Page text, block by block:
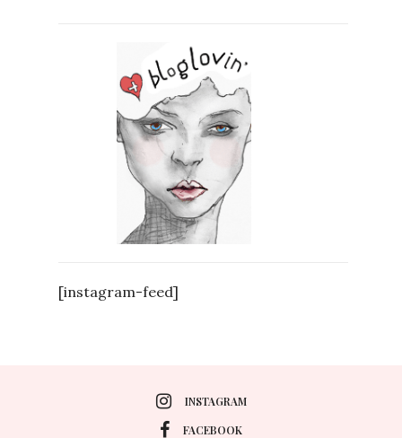
[instagram-feed]
INSTAGRAM
FACEBOOK